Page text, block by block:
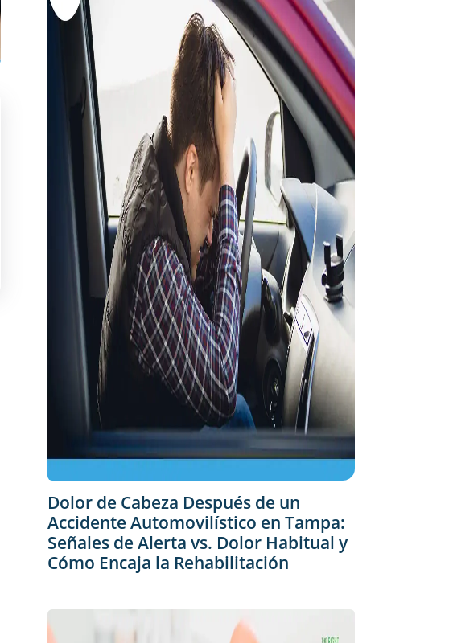
Dolor de Cabeza Después de un
Accidente Automovilístico en Tampa:
Señales de Alerta vs. Dolor Habitual y
Cómo Encaja la Rehabilitación